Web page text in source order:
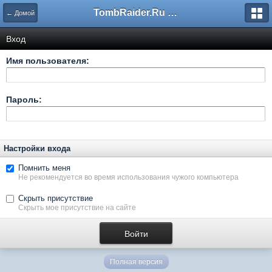
← Домой TombRaider.Ru - Форумы
Вход
Имя пользователя:
Пароль:
Настройки входа
Помнить меня
Не рекомендуется во время использования чужого компьютера
Скрыть присутствие
Скрыть мое присутствие на сайте
Полная версия